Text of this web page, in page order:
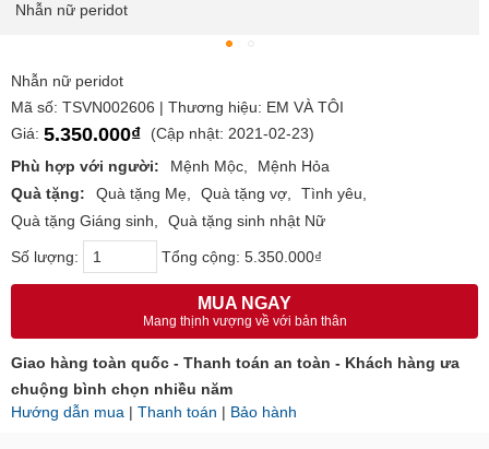
Nhẫn nữ peridot
Nhẫn nữ peridot
Mã số: TSVN002606 | Thương hiệu: EM VÀ TÔI
Giá: 5.350.000₫
(Cập nhật: 2021-02-23)
Phù hợp với người:
Mệnh Mộc
Mệnh Hỏa
Quà tặng:
Quà tặng Mẹ Quà tặng vợ
Tình yêu
Quà tặng Giáng sinh
Quà tặng sinh nhật Nữ
Số lượng: Tổng cộng: 5.350.000₫
MUA NGAY
Mang thịnh vượng về với bản thân
Giao hàng toàn quốc - Thanh toán an toàn - Khách hàng ưa
chuộng bình chọn nhiều năm
Hướng dẫn mua | Thanh toán | Bảo hành